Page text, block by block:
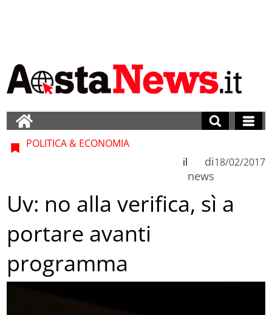
POLITICA & ECONOMIA
di
news
il 18/02/2017
Uv: no alla verifica, sì a
portare avanti
programma